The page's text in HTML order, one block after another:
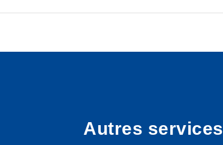
Autres services